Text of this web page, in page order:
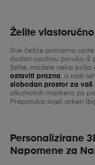
Želite
Sve češće primamo
dodati osobnu poruku ili
želite, možete neka
ostaviti prazna, a naši
slobodan prostor za vaš
alkoholnih markera za
Preporuka svjeli arkeri
Personalizirane
Napomene za